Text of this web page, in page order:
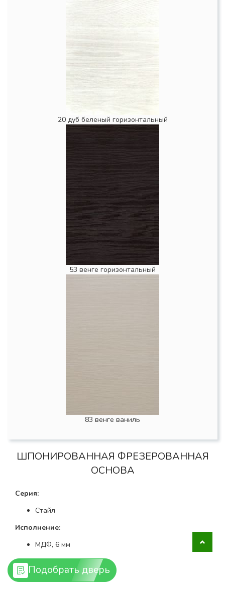
Подобрать дверь
20 дуб беленый горизонтальный
53 венге горизонтальный
83 венге ваниль
ШПОНИРОВАННАЯ ФРЕЗЕРОВАННАЯ
ОСНОВА
Серия:
Стайл
Исполнение:
МДФ, 6 мм
Покрытие:
Пленка ПВХ